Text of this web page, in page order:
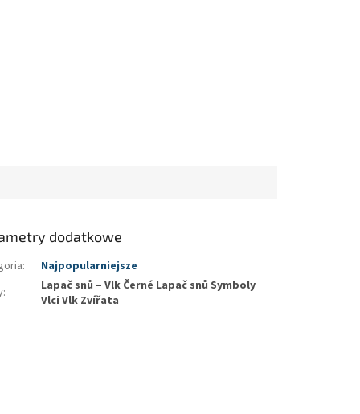
dodatkowe
:
Najpopularniejsze
:
Lapač snů – Vlk Černé Lapač snů Symboly
Vlci Vlk Zvířata